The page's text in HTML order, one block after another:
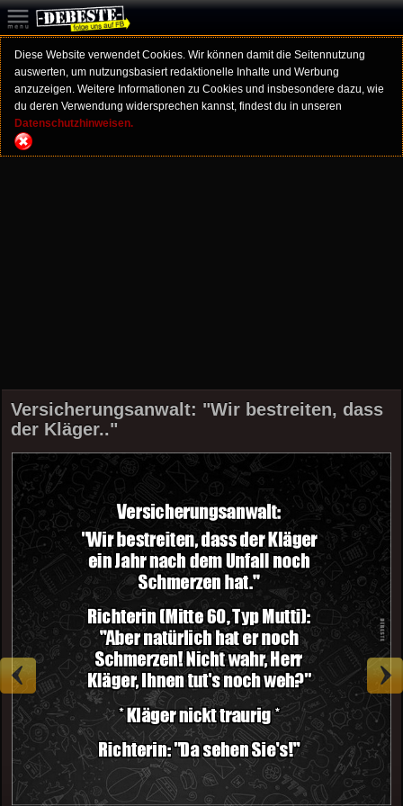
Diese Website verwendet Cookies. Wir können damit die Seitennutzung
auswerten, um nutzungsbasiert redaktionelle Inhalte und Werbung
anzuzeigen. Weitere Informationen zu Cookies und insbesondere dazu, wie
du deren Verwendung widersprechen kannst, findest du in unseren
Datenschutzhinweisen.
Versicherungsanwalt: "Wir bestreiten, dass
der Kläger.."